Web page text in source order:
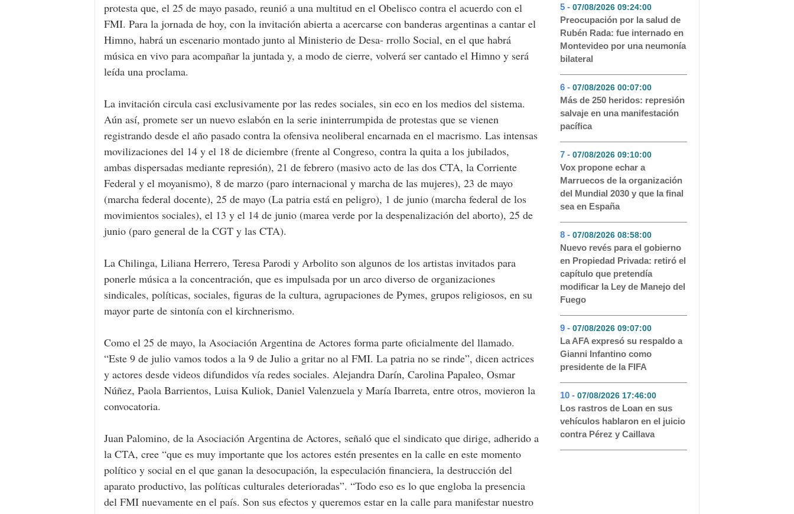
protesta que, el 25 de mayo pasado, reunió a una multitud en el Obelisco contra el acuerdo con el
FMI. Para la jornada de hoy, con la invitación abierta a acercarse con banderas argentinas a cantar el
Himno, habrá un escenario montado junto al Ministerio de Desa- rrollo Social, en el que habrá
música en vivo para acompañar la juntada y, a modo de cierre, volverá ser cantado el Himno y será
leída una proclama.
La invitación circula casi exclusivamente por las redes sociales, sin eco en los medios del sistema.
Aún así, promete ser un nuevo eslabón en la serie ininterrumpida de protestas que se vienen
registrando desde el año pasado contra la ofensiva neoliberal encarnada en el macrismo. Las intensas
movilizaciones del 14 y el 18 de diciembre (frente al Congreso, contra la quita a los jubilados,
ambas dispersadas mediante represión), 21 de febrero (masivo acto de las dos CTA, la Corriente
Federal y el moyanismo), 8 de marzo (paro internacional y marcha de las mujeres), 23 de mayo
(marcha federal docente), 25 de mayo (La patria está en peligro), 1 de junio (marcha federal de los
movimientos sociales), el 13 y el 14 de junio (marea verde por la despenalización del aborto), 25 de
junio (paro general de la CGT y las CTA).
La Chilinga, Liliana Herrero, Teresa Parodi y Arbolito son algunos de los artistas invitados para
ponerle música a la concentración, que es impulsada por un arco diverso de organizaciones
sindicales, políticas, sociales, figuras de la cultura, agrupaciones de Pymes, grupos religiosos, en su
mayor parte de sintonía con el kirchnerismo.
Como el 25 de mayo, la Asociación Argentina de Actores forma parte oficialmente del llamado.
“Este 9 de julio vamos todos a la 9 de Julio a gritar no al FMI. La patria no se rinde”, dicen actrices
y actores desde videos difundidos vía redes sociales. Alejandra Darín, Carolina Papaleo, Osmar
Núñez, Paola Barrientos, Luisa Kuliok, Daniel Valenzuela y María Ibarreta, entre otros, movieron la
convocatoria.
Juan Palomino, de la Asociación Argentina de Actores, señaló que el sindicato que dirige, adherido a
la CTA, cree “que es muy importante que los actores estén presentes en la calle en este momento
político y social en el que ganan la desocupación, la especulación financiera, la destrucción del
aparato productivo, las políticas culturales deterioradas”. “Todo eso es lo que engloba la presencia
del FMI nuevamente en el país. Son sus efectos y queremos estar en la calle para manifestar nuestro
5 - 07/08/2026 09:24:00- 121
Preocupación por la salud de
Rubén Rada: fue internado en
Montevideo por una neumonía
bilateral
6 - 07/08/2026 00:07:00- 77
Más de 250 heridos: represión
salvaje en una manifestación
pacífica
7 - 07/08/2026 09:10:00- 56
Vox propone echar a
Marruecos de la organización
del Mundial 2030 y que la final
sea en España
8 - 07/08/2026 08:58:00- 50
Nuevo revés para el gobierno
en Propiedad Privada: retiró el
capítulo que pretendía
modificar la Ley de Manejo del
Fuego
9 - 07/08/2026 09:07:00- 42
La AFA expresó su respaldo a
Gianni Infantino como
presidente de la FIFA
10 - 07/08/2026 17:46:00- 30
Los rastros de Loan en sus
vehículos hablaron en el juicio
contra Pérez y Caillava